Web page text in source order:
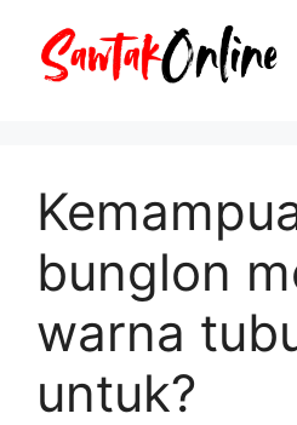
bunglon
warna
untuk?